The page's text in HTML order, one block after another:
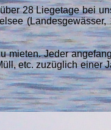
28 Liegetage bei
mieten. Jeder
etc. zuzüglich einer